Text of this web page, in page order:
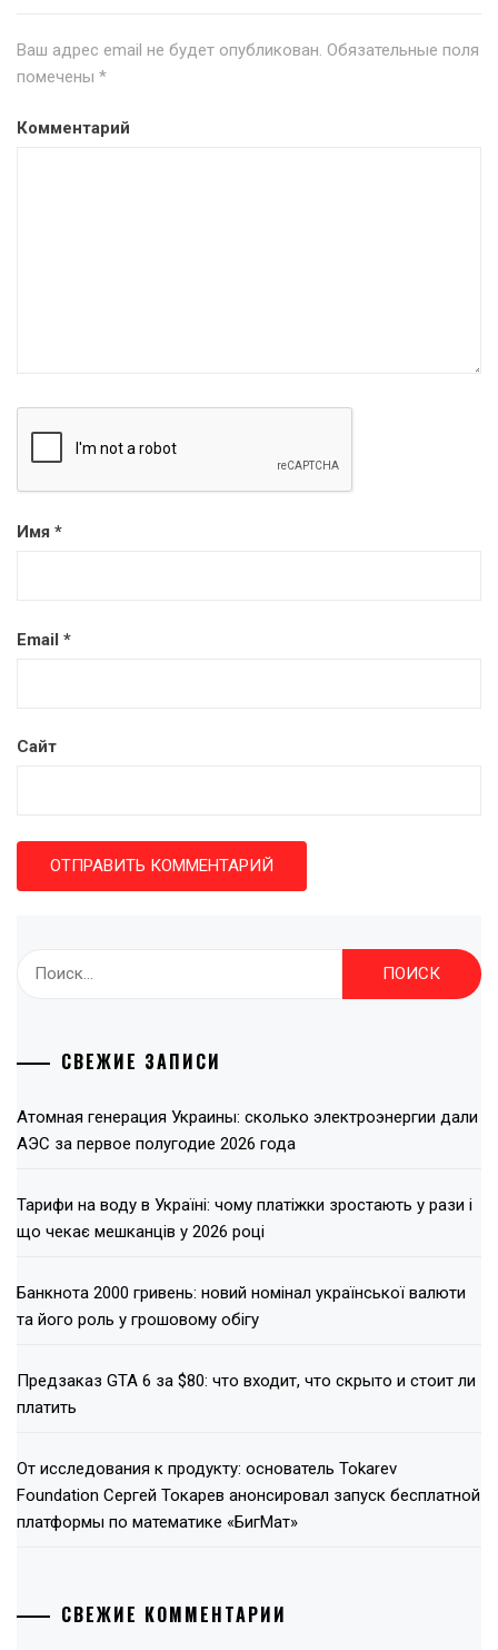
Ваш адрес email не будет опубликован. Обязательные поля
помечены *
Комментарий
Имя *
Email *
Сайт
Найти:
СВЕЖИЕ ЗАПИСИ
Атомная генерация Украины: сколько электроэнергии дали
АЭС за первое полугодие 2026 года
Тарифи на воду в Україні: чому платіжки зростають у рази і
що чекає мешканців у 2026 році
Банкнота 2000 гривень: новий номінал української валюти
та його роль у грошовому обігу
Предзаказ GTA 6 за $80: что входит, что скрыто и стоит ли
платить
От исследования к продукту: основатель Tokarev
Foundation Сергей Токарев анонсировал запуск бесплатной
платформы по математике «БигМат»
СВЕЖИЕ КОММЕНТАРИИ